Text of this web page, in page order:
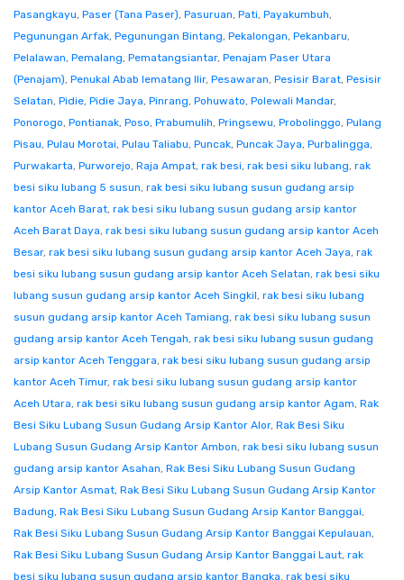
Pasangkayu, Paser (Tana Paser), Pasuruan, Pati, Payakumbuh,
Pegunungan Arfak, Pegunungan Bintang, Pekalongan, Pekanbaru,
Pelalawan, Pemalang, Pematangsiantar, Penajam Paser Utara
(Penajam), Penukal Abab lematang Ilir, Pesawaran, Pesisir Barat, Pesisir
Selatan, Pidie, Pidie Jaya, Pinrang, Pohuwato, Polewali Mandar,
Ponorogo, Pontianak, Poso, Prabumulih, Pringsewu, Probolinggo, Pulang
Pisau, Pulau Morotai, Pulau Taliabu, Puncak, Puncak Jaya, Purbalingga,
Purwakarta, Purworejo, Raja Ampat, rak besi, rak besi siku lubang, rak
besi siku lubang 5 susun, rak besi siku lubang susun gudang arsip
kantor Aceh Barat, rak besi siku lubang susun gudang arsip kantor
Aceh Barat Daya, rak besi siku lubang susun gudang arsip kantor Aceh
Besar, rak besi siku lubang susun gudang arsip kantor Aceh Jaya, rak
besi siku lubang susun gudang arsip kantor Aceh Selatan, rak besi siku
lubang susun gudang arsip kantor Aceh Singkil, rak besi siku lubang
susun gudang arsip kantor Aceh Tamiang, rak besi siku lubang susun
gudang arsip kantor Aceh Tengah, rak besi siku lubang susun gudang
arsip kantor Aceh Tenggara, rak besi siku lubang susun gudang arsip
kantor Aceh Timur, rak besi siku lubang susun gudang arsip kantor
Aceh Utara, rak besi siku lubang susun gudang arsip kantor Agam, Rak
Besi Siku Lubang Susun Gudang Arsip Kantor Alor, Rak Besi Siku
Lubang Susun Gudang Arsip Kantor Ambon, rak besi siku lubang susun
gudang arsip kantor Asahan, Rak Besi Siku Lubang Susun Gudang
Arsip Kantor Asmat, Rak Besi Siku Lubang Susun Gudang Arsip Kantor
Badung, Rak Besi Siku Lubang Susun Gudang Arsip Kantor Banggai,
Rak Besi Siku Lubang Susun Gudang Arsip Kantor Banggai Kepulauan,
Rak Besi Siku Lubang Susun Gudang Arsip Kantor Banggai Laut, rak
besi siku lubang susun gudang arsip kantor Bangka, rak besi siku